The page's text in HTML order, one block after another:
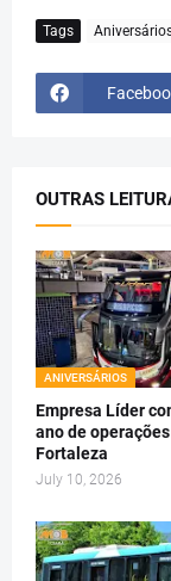
Tags
OUTRAS
ANIVERSÁRIOS
Empresa Líder
ano de
Fortaleza
July 10, 2026